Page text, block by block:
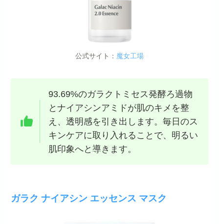
公式サイト： 魔女工場
93.69%のガラクトミセス発酵ろ過物
とナイアシンアミドが肌のキメを整
え、透明感を引き出します。毎日のス
キンケアに取り入れることで、明るい
肌印象へと導きます。
ガラク ナイアシン エッセンス マスク